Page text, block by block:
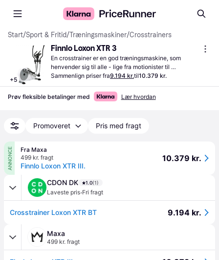
Start/Sport & Fritid/Træningsmaskiner/Crosstrainers
+5
Finnlo Loxon XTR 3
En crosstrainer er en god træningsmaskine, som
henvender sig til alle - lige fra motionister til
sportsudøvere. Svinghjulet har en vægt på 20 kg.
Crosstraineren har magnetisk modstand for at give dig en
realistisk træningsmodstand.
Sammenlign priser fra9.194 kr.til10.379 kr.
Prøv fleksible betalinger med Lær hvordan
Promoveret Pris med fragt
ANNONCE
Fra Maxa
499 kr. fragt
Finnlo Loxon XTR III.
10.379 kr.
CDON DK 1.0(1)
Laveste pris·Fri fragt
Crosstrainer Loxon XTR BT 9.194 kr.
Maxa
499 kr. fragt